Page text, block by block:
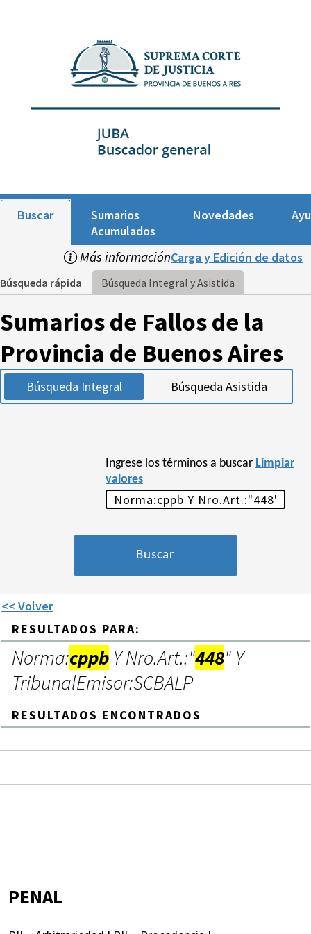
Buscar
Sumarios
Acumulados
Novedades
Más informaciónCarga y Edición de datos
Búsqueda rápida Búsqueda Integral y Asistida
Sumarios de Fallos de la
Provincia de Buenos Aires
Búsqueda Integral Búsqueda Asistida
Ingrese los términos a buscar Limpiar
valores
<< Volver
RESULTADOS PARA:
Norma:cppb Y Nro.Art.:"448" Y
TribunalEmisor:SCBALP
RESULTADOS ENCONTRADOS
PENAL